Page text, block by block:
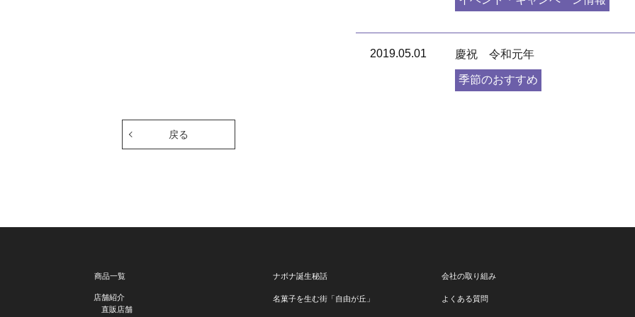
2019.05.01 慶祝 令和元年
季節のおすすめ
戻る
商品一覧
店舗紹介
直販店舗
ナボナ誕生秘話
名菓子を生む街「自由が丘」
会社の取り組み
よくある質問